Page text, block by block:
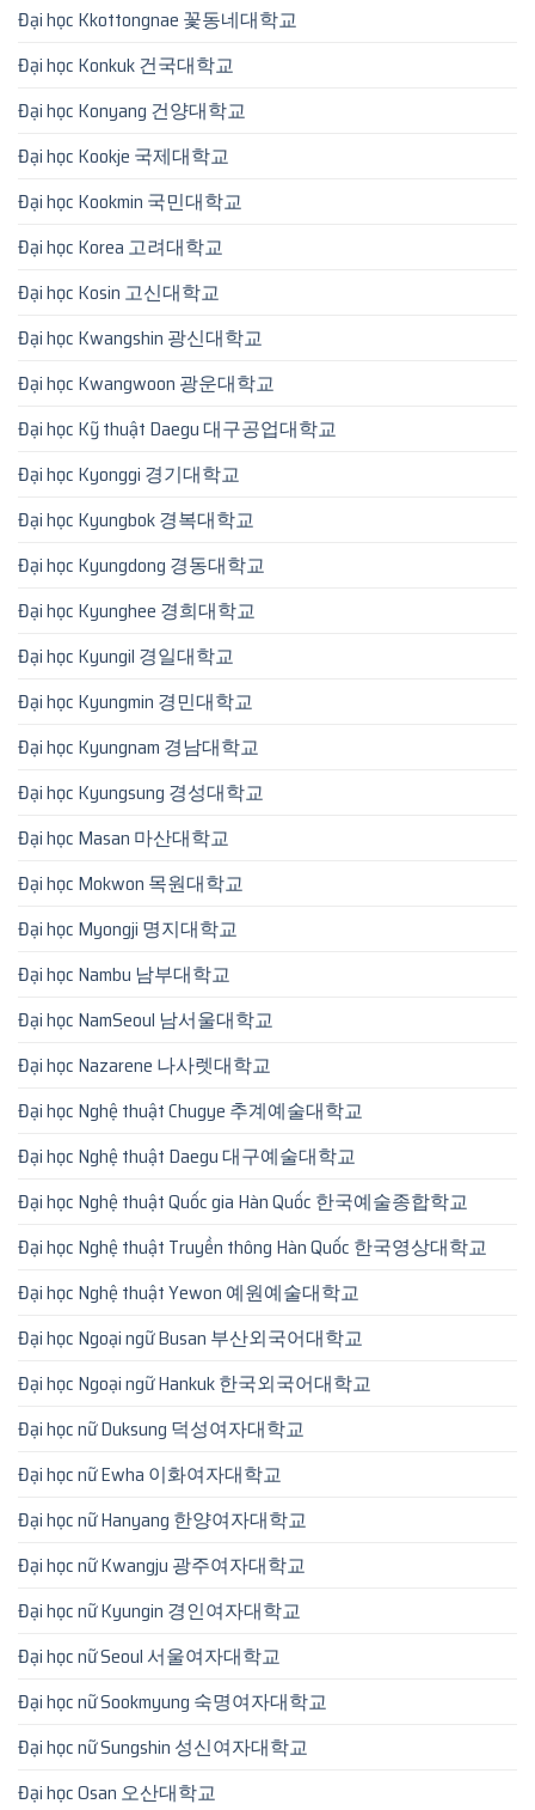
Đại học Kkottongnae 꽃동네대학교
Đại học Konkuk 건국대학교
Đại học Konyang 건양대학교
Đại học Kookje 국제대학교
Đại học Kookmin 국민대학교
Đại học Korea 고려대학교
Đại học Kosin 고신대학교
Đại học Kwangshin 광신대학교
Đại học Kwangwoon 광운대학교
Đại học Kỹ thuật Daegu 대구공업대학교
Đại học Kyonggi 경기대학교
Đại học Kyungbok 경복대학교
Đại học Kyungdong 경동대학교
Đại học Kyunghee 경희대학교
Đại học Kyungil 경일대학교
Đại học Kyungmin 경민대학교
Đại học Kyungnam 경남대학교
Đại học Kyungsung 경성대학교
Đại học Masan 마산대학교
Đại học Mokwon 목원대학교
Đại học Myongji 명지대학교
Đại học Nambu 남부대학교
Đại học NamSeoul 남서울대학교
Đại học Nazarene 나사렛대학교
Đại học Nghệ thuật Chugye 추계예술대학교
Đại học Nghệ thuật Daegu 대구예술대학교
Đại học Nghệ thuật Quốc gia Hàn Quốc 한국예술종합학교
Đại học Nghệ thuật Truyền thông Hàn Quốc 한국영상대학교
Đại học Nghệ thuật Yewon 예원예술대학교
Đại học Ngoại ngữ Busan 부산외국어대학교
Đại học Ngoại ngữ Hankuk 한국외국어대학교
Đại học nữ Duksung 덕성여자대학교
Đại học nữ Ewha 이화여자대학교
Đại học nữ Hanyang 한양여자대학교
Đại học nữ Kwangju 광주여자대학교
Đại học nữ Kyungin 경인여자대학교
Đại học nữ Seoul 서울여자대학교
Đại học nữ Sookmyung 숙명여자대학교
Đại học nữ Sungshin 성신여자대학교
Đại học Osan 오산대학교